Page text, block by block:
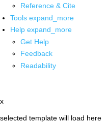
Reference & Cite
Tools expand_more
Help expand_more
Get Help
Feedback
Readability
x
selected template will load here